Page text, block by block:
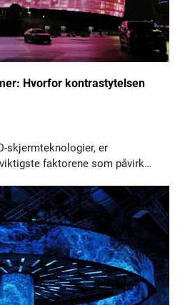
Hvorfor kontrastytelsen
skjermteknologier, er
faktorene som påvirker
evnen til å produsere dype
innengående og